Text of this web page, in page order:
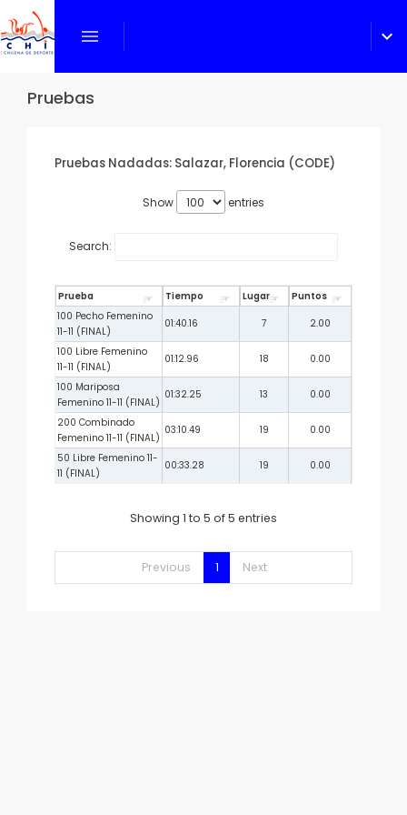
menu expand_more
Pruebas
Pruebas Nadadas: Salazar, Florencia (CODE)
Show entries
Search:
Prueba Tiempo Lugar
Puntos
100 Pecho Femenino
11-11 (FINAL)
01:40.16 7 2.00
100 Libre Femenino
11-11 (FINAL)
01:12.96 18 0.00
100 Mariposa
Femenino 11-11 (FINAL)
01:32.25 13 0.00
200 Combinado
Femenino 11-11 (FINAL)
03:10.49 19 0.00
50 Libre Femenino 11-
11 (FINAL)
00:33.28 19 0.00
Showing 1 to 5 of 5 entries
Previous 1 Next